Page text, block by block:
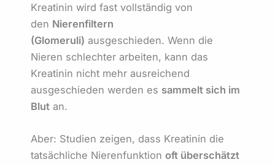
Kreatinin wird fast vollständig von
den Nierenfiltern
(Glomeruli) ausgeschieden. Wenn die
Nieren schlechter arbeiten, kann das
Kreatinin nicht mehr ausreichend
ausgeschieden werden es sammelt sich im
Blut an.
Aber: Studien zeigen, dass Kreatinin die
tatsächliche Nierenfunktion oft überschätzt